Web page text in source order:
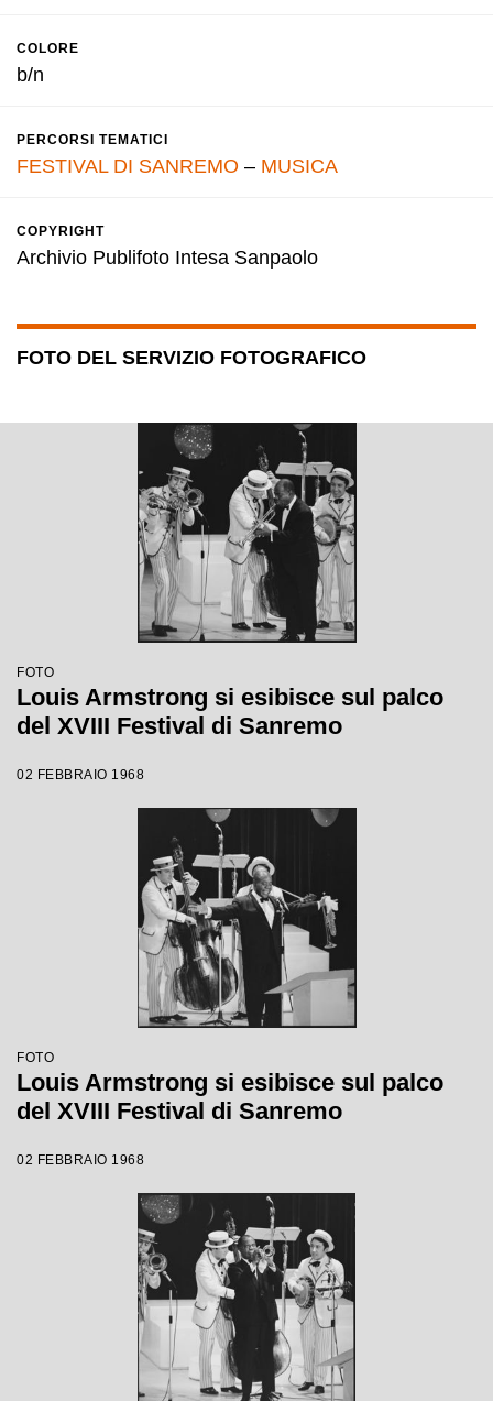
COLORE
b/n
PERCORSI TEMATICI
FESTIVAL DI SANREMO – MUSICA
COPYRIGHT
Archivio Publifoto Intesa Sanpaolo
FOTO DEL SERVIZIO FOTOGRAFICO
FOTO
Louis Armstrong si esibisce sul palco
del XVIII Festival di Sanremo
02 FEBBRAIO 1968
FOTO
Louis Armstrong si esibisce sul palco
del XVIII Festival di Sanremo
02 FEBBRAIO 1968